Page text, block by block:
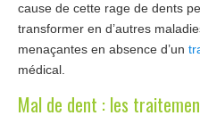
cause de cette rage de dents
transformer en d’autres
menaçantes en absence d’un
médical.
Mal de dent : les